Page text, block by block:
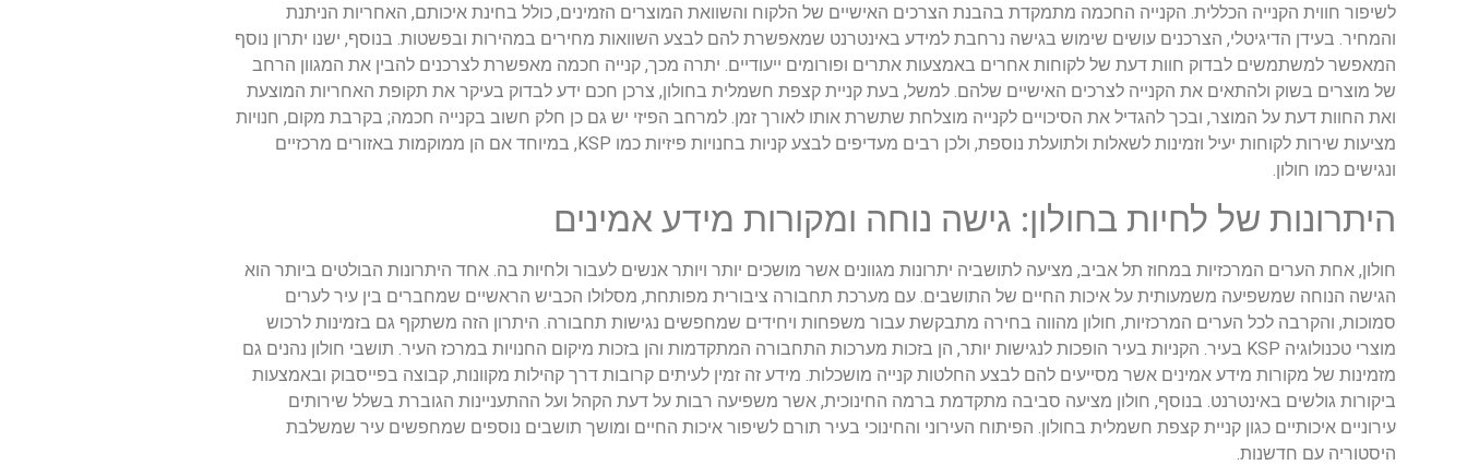
לשיפור חווית הקנייה הכללית. הקנייה החכמה מתמקדת בהבנת הצרכים האישיים של הלקוח והשוואת המוצרים הזמינים, כולל בחינת איכותם, האחריות הניתנת
והמחיר. בעידן הדיגיטלי, הצרכנים עושים שימוש בגישה נרחבת למידע באינטרנט שמאפשרת להם לבצע השוואות מחירים במהירות ובפשטות. בנוסף, ישנו יתרון נוסף
המאפשר למשתמשים לבדוק חוות דעת של לקוחות אחרים באמצעות אתרים ופורומים ייעודיים. יתרה מכך, קנייה חכמה מאפשרת לצרכנים להבין את המגוון הרחב
של מוצרים בשוק ולהתאים את הקנייה לצרכים האישיים שלהם. למשל, בעת קניית קצפת חשמלית בחולון, צרכן חכם ידע לבדוק בעיקר את תקופת האחריות המוצעת
ואת החוות דעת על המוצר, ובכך להגדיל את הסיכויים לקנייה מוצלחת שתשרת אותו לאורך זמן. למרחב הפיזי יש גם כן חלק חשוב בקנייה חכמה; בקרבת מקום, חנויות
מציעות שירות לקוחות יעיל וזמינות לשאלות ולתועלת נוספת, ולכן רבים מעדיפים לבצע קניות בחנויות פיזיות כמו KSP, במיוחד אם הן ממוקמות באזורים מרכזיים
ונגישים כמו חולון.
היתרונות של לחיות בחולון: גישה נוחה ומקורות מידע אמינים
חולון, אחת הערים המרכזיות במחוז תל אביב, מציעה לתושביה יתרונות מגוונים אשר מושכים יותר ויותר אנשים לעבור ולחיות בה. אחד היתרונות הבולטים ביותר הוא
הגישה הנוחה שמשפיעה משמעותית על איכות החיים של התושבים. עם מערכת תחבורה ציבורית מפותחת, מסלולו הכביש הראשיים שמחברים בין עיר לערים
סמוכות, והקרבה לכל הערים המרכזיות, חולון מהווה בחירה מתבקשת עבור משפחות ויחידים שמחפשים נגישות תחבורה. היתרון הזה משתקף גם בזמינות לרכוש
מוצרי טכנולוגיה KSP בעיר. הקניות בעיר הופכות לנגישות יותר, הן בזכות מערכות התחבורה המתקדמות והן בזכות מיקום החנויות במרכז העיר. תושבי חולון נהנים גם
מזמינות של מקורות מידע אמינים אשר מסייעים להם לבצע החלטות קנייה מושכלות. מידע זה זמין לעיתים קרובות דרך קהילות מקוונות, קבוצה בפייסבוק ובאמצעות
ביקורות גולשים באינטרנט. בנוסף, חולון מציעה סביבה מתקדמת ברמה החינוכית, אשר משפיעה רבות על דעת הקהל ועל ההתעניינות הגוברת בשלל שירותים
עירוניים איכותיים כגון קניית קצפת חשמלית בחולון. הפיתוח העירוני והחינוכי בעיר תורם לשיפור איכות החיים ומושך תושבים נוספים שמחפשים עיר שמשלבת
היסטוריה עם חדשנות.